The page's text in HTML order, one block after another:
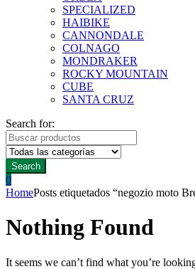
SPECIALIZED
HAIBIKE
CANNONDALE
COLNAGO
MONDRAKER
ROCKY MOUNTAIN
CUBE
SANTA CRUZ
Search for:
Search
0
HomePosts etiquetados “negozio moto
Nothing Found
It seems we can’t find what you’re